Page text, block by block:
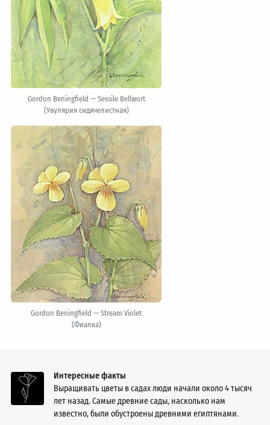
Gordon Beningfield — Sessile Bellwort
(Увулярия сидячелистная)
Gordon Beningfield — Stream Violet
(Фиалка)
Интересные факты
Выращивать цветы в садах люди начали около 4 тысяч
лет назад. Самые древние сады, насколько нам
известно, были обустроены древними египтянами.